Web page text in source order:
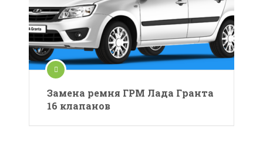
Замена ремня ГРМ Лада Гранта
16 клапанов